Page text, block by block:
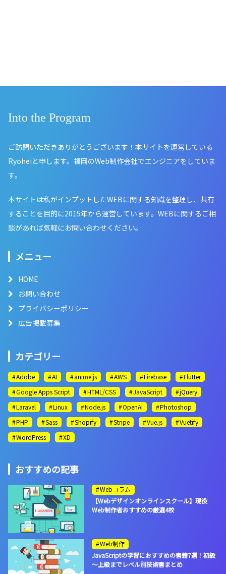
Into the Program
ご訪問いただきありがとうございます！本サイトを運営している
Ryoheiと申します。福岡のWeb制作会社でエンジニアをしていま
す。
本サイトは私がインプットしたWEBに関する知識を整理し、共有
することを目的に2015年から運営しています。WEBに関するご相
談があれば気軽にお問い合わせください。
メニュー
HOME
お問い合わせ
プライバシーポリシー
広告掲載募集
カテゴリー
Adobe AI anime.js AWS Firebase
Flutter
Google Apps Script
HTML/CSS JavaScript
jQuery
Laravel
Linux Node.js OpenAI
Photoshop
PHP
Sass Shopify Stripe Vue.js
Vuetify
WordPress
XD
おすすめの記事
Webコラム
【Webデザインオンラインスクール】現役
Web制作者おすすめの厳選4校
Web制作
JavaScriptの学習におすすめの書籍7選！初級
～上級までレベル別技術書まとめ